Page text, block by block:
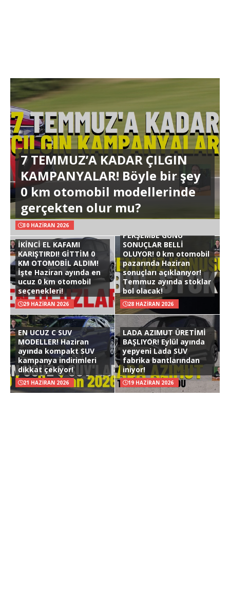
7 TEMMUZ’A KADAR ÇILGIN
KAMPANYALAR! Böyle bir şey
0 km otomobil modellerinde
gerçekten olur mu?
30 HAZIRAN 2026
İKİNCİ EL KAFAMI
KARIŞTIRDI! GİTTİM 0
KM OTOMOBİL ALDIM!
İşte Haziran ayında en
ucuz 0 km otomobil
seçenekleri!
29 HAZIRAN 2026
PERŞEMBE GÜNÜ
SONUÇLAR BELLİ
OLUYOR! 0 km otomobil
pazarında Haziran
sonuçları açıklanıyor!
Temmuz ayında stoklar
bol olacak!
28 HAZIRAN 2026
EN UCUZ C SUV
MODELLER! Haziran
ayında kompakt SUV
kampanya indirimleri
dikkat çekiyor!
21 HAZIRAN 2026
LADA AZIMUT ÜRETİMİ
BAŞLIYOR! Eylül ayında
yepyeni Lada SUV
fabrika bantlarından
iniyor!
19 HAZIRAN 2026